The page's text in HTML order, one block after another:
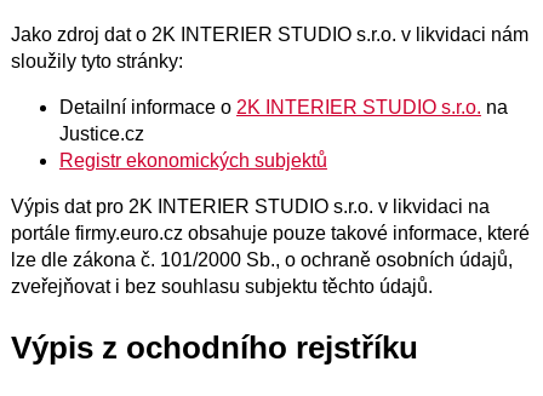
Jako zdroj dat o 2K INTERIER STUDIO s.r.o. v likvidaci nám
sloužily tyto stránky:
Detailní informace o 2K INTERIER STUDIO s.r.o. na
Justice.cz
Registr ekonomických subjektů
Výpis dat pro 2K INTERIER STUDIO s.r.o. v likvidaci na
portále firmy.euro.cz obsahuje pouze takové informace, které
lze dle zákona č. 101/2000 Sb., o ochraně osobních údajů,
zveřejňovat i bez souhlasu subjektu těchto údajů.
Výpis z ochodního rejstříku